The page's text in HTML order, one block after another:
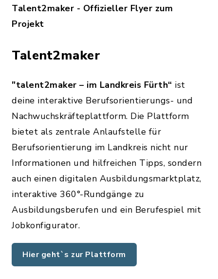
Talent2maker - Offizieller Flyer zum
Projekt
Talent2maker
"talent2maker – im Landkreis Fürth“ ist
deine interaktive Berufsorientierungs- und
Nachwuchskräfteplattform. Die Plattform
bietet als zentrale Anlaufstelle für
Berufsorientierung im Landkreis nicht nur
Informationen und hilfreichen Tipps, sondern
auch einen digitalen Ausbildungsmarktplatz,
interaktive 360°-Rundgänge zu
Ausbildungsberufen und ein Berufespiel mit
Jobkonfigurator.
Hier geht`s zur Plattform